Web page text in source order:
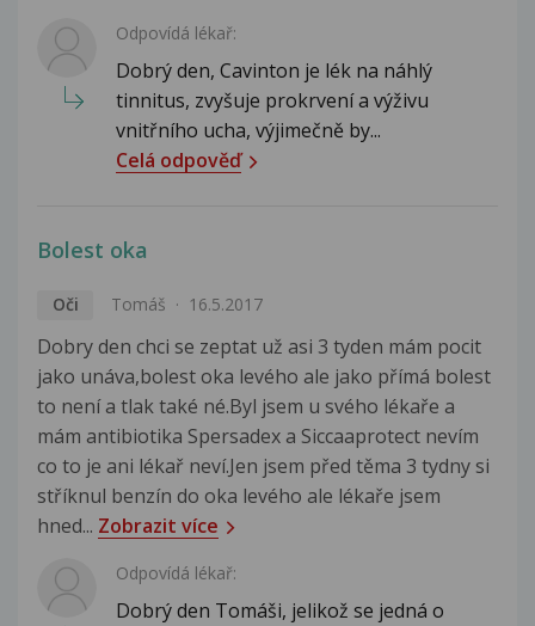
Odpovídá lékař:
Dobrý den, Cavinton je lék na náhlý
tinnitus, zvyšuje prokrvení a výživu
vnitřního ucha, výjimečně by...
Celá odpověď
Bolest oka
Oči Tomáš 16.5.2017
Dobry den chci se zeptat už asi 3 tyden mám pocit
jako unáva,bolest oka levého ale jako přímá bolest
to není a tlak také né.Byl jsem u svého lékaře a
mám antibiotika Spersadex a Siccaaprotect nevím
co to je ani lékař neví.Jen jsem před těma 3 tydny si
stříknul benzín do oka levého ale lékaře jsem
hned... Zobrazit více
Odpovídá lékař:
Dobrý den Tomáši, jelikož se jedná o